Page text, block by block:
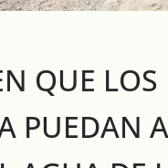
QUE
PUEDAN